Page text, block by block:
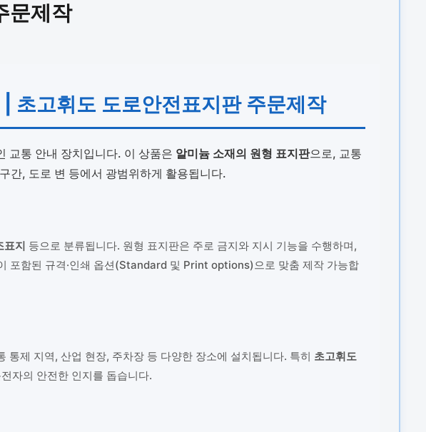
문제작
고휘도 도로안전표지판 주문제작
교통 안내 장치입니다. 이 상품은 알미늄 소재의 원형 표지판으로, 교통
간, 도로 변 등에서 광범위하게 활용됩니다.
표지 등으로 분류됩니다. 원형 표지판은 주로 금지와 지시 기능을 수행하며,
포함된 규격·인쇄 옵션(Standard 및 Print options)으로 맞춤 제작 가능합
통제 지역, 산업 현장, 주차장 등 다양한 장소에 설치됩니다. 특히 초고휘도
자의 안전한 인지를 돕습니다.